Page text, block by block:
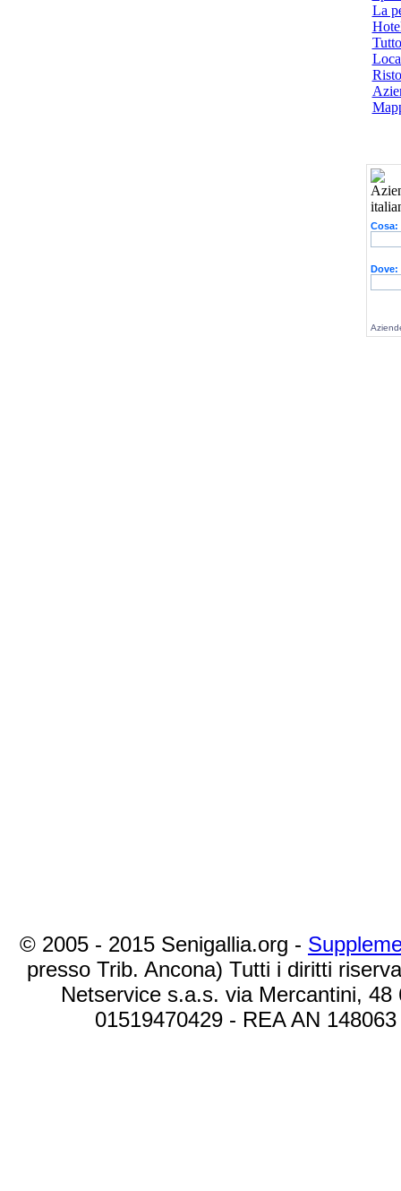
La
Cosa:
Dove:
© 2005 - 2015 Senigallia.org -
presso Trib. Ancona) Tutti i diritti
Netservice s.a.s. via Mercantini,
01519470429 - REA AN